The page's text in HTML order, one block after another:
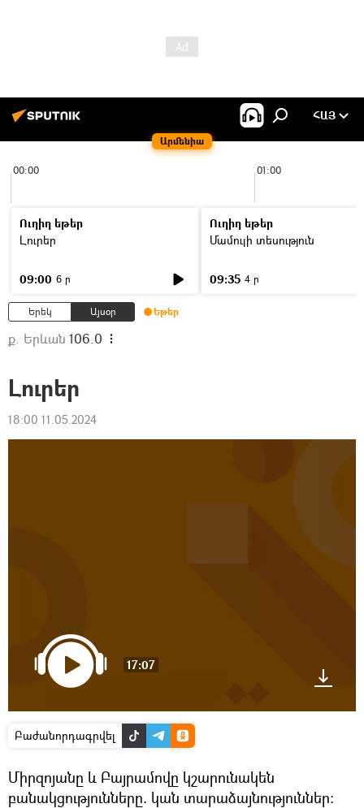
Արմենիա
ՀԱՅ
00:00 01:00
Ուղիղ եթեր
Լուրեր
09:00 6 ր
Ուղիղ եթեր
Մամուլի տեսություն
09:35 4 ր
Երեկ Այսօր Եթեր
ք. Երևան 106.0
Լուրեր
18:00 11.05.2024
17:07
Բաժանորդագրվել
Միրզոյանը և Բայրամովը կշարունակեն
բանակցությունները. կան տարաձայնություններ։